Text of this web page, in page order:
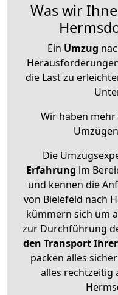
Was wir
Ein Umzug
die Last zu
Wir haben mehr
Die
Erfahrung im
und kennen die
von Bielefeld nach
kümmern sich um
zur Durchführung
den Transport
packen alles
alles rechtzeitig